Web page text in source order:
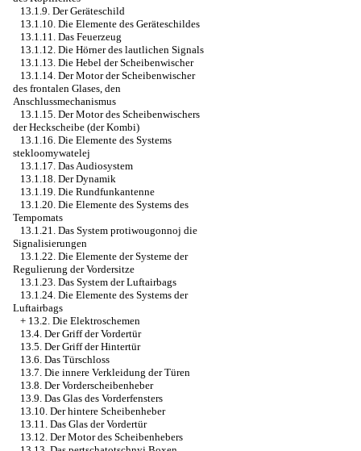
13.1.9. Der Geräteschild
13.1.10. Die Elemente des Geräteschildes
13.1.11. Das Feuerzeug
13.1.12. Die Hörner des lautlichen Signals
13.1.13. Die Hebel der Scheibenwischer
13.1.14. Der Motor der Scheibenwischer
des frontalen Glases, den
Anschlussmechanismus
13.1.15. Der Motor des Scheibenwischers
der Heckscheibe (der Kombi)
13.1.16. Die Elemente des Systems
stekloomywatelej
13.1.17. Das Audiosystem
13.1.18. Der Dynamik
13.1.19. Die Rundfunkantenne
13.1.20. Die Elemente des Systems des
Tempomats
13.1.21. Das System protiwougonnoj die
Signalisierungen
13.1.22. Die Elemente der Systeme der
Regulierung der Vordersitze
13.1.23. Das System der Luftairbags
13.1.24. Die Elemente des Systems der
Luftairbags
+ 13.2. Die Elektroschemen
13.4. Der Griff der Vordertür
13.5. Der Griff der Hintertür
13.6. Das Türschloss
13.7. Die innere Verkleidung der Türen
13.8. Der Vorderscheibenheber
13.9. Das Glas des Vorderfensters
13.10. Der hintere Scheibenheber
13.11. Das Glas der Vordertür
13.12. Der Motor des Scheibenhebers